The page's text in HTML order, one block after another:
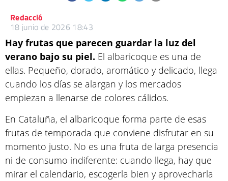
Redacció
18 junio de 2026 18:43
Hay frutas que parecen guardar la luz del
verano bajo su piel. El albaricoque es una de
ellas. Pequeño, dorado, aromático y delicado, llega
cuando los días se alargan y los mercados
empiezan a llenarse de colores cálidos.
En Cataluña, el albaricoque forma parte de esas
frutas de temporada que conviene disfrutar en su
momento justo. No es una fruta de larga presencia
ni de consumo indiferente: cuando llega, hay que
mirar el calendario, escogerla bien y aprovecharla